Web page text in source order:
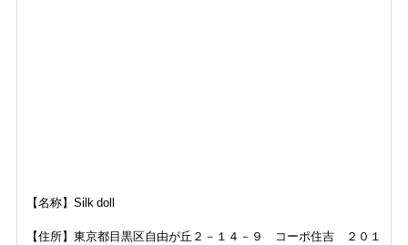
【名称】Silk doll
【住所】 東京都目黒区自由が丘２－１４－９ コーポ住吉 ２０１